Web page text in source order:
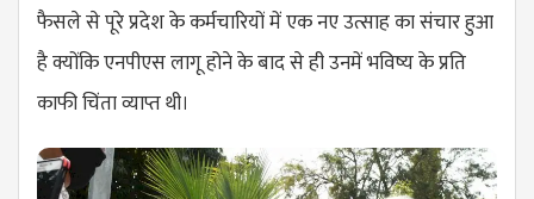
फैसले से पूरे प्रदेश के कर्मचारियों में एक नए उत्साह का संचार हुआ
है क्योंकि एनपीएस लागू होने के बाद से ही उनमें भविष्य के प्रति
काफी चिंता व्याप्त थी।